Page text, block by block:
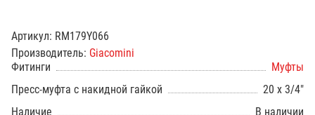
Артикул: RM179Y066
Производитель: Giacomini
Фитинги
Муфты
Пресс-муфта с накидной гайкой
20 х 3/4"
Наличие
В наличии